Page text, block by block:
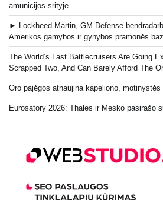
amunicijos srityje
► Lockheed Martin, GM Defense
Amerikos gamybos ir gynybos pramonės
The World’s Last Battlecruisers Are Going
Scrapped Two, And Can Barely Afford The
Oro pajėgos atnaujina kapeliono,
Eurosatory 2026: Thales ir Mesko pasirašo